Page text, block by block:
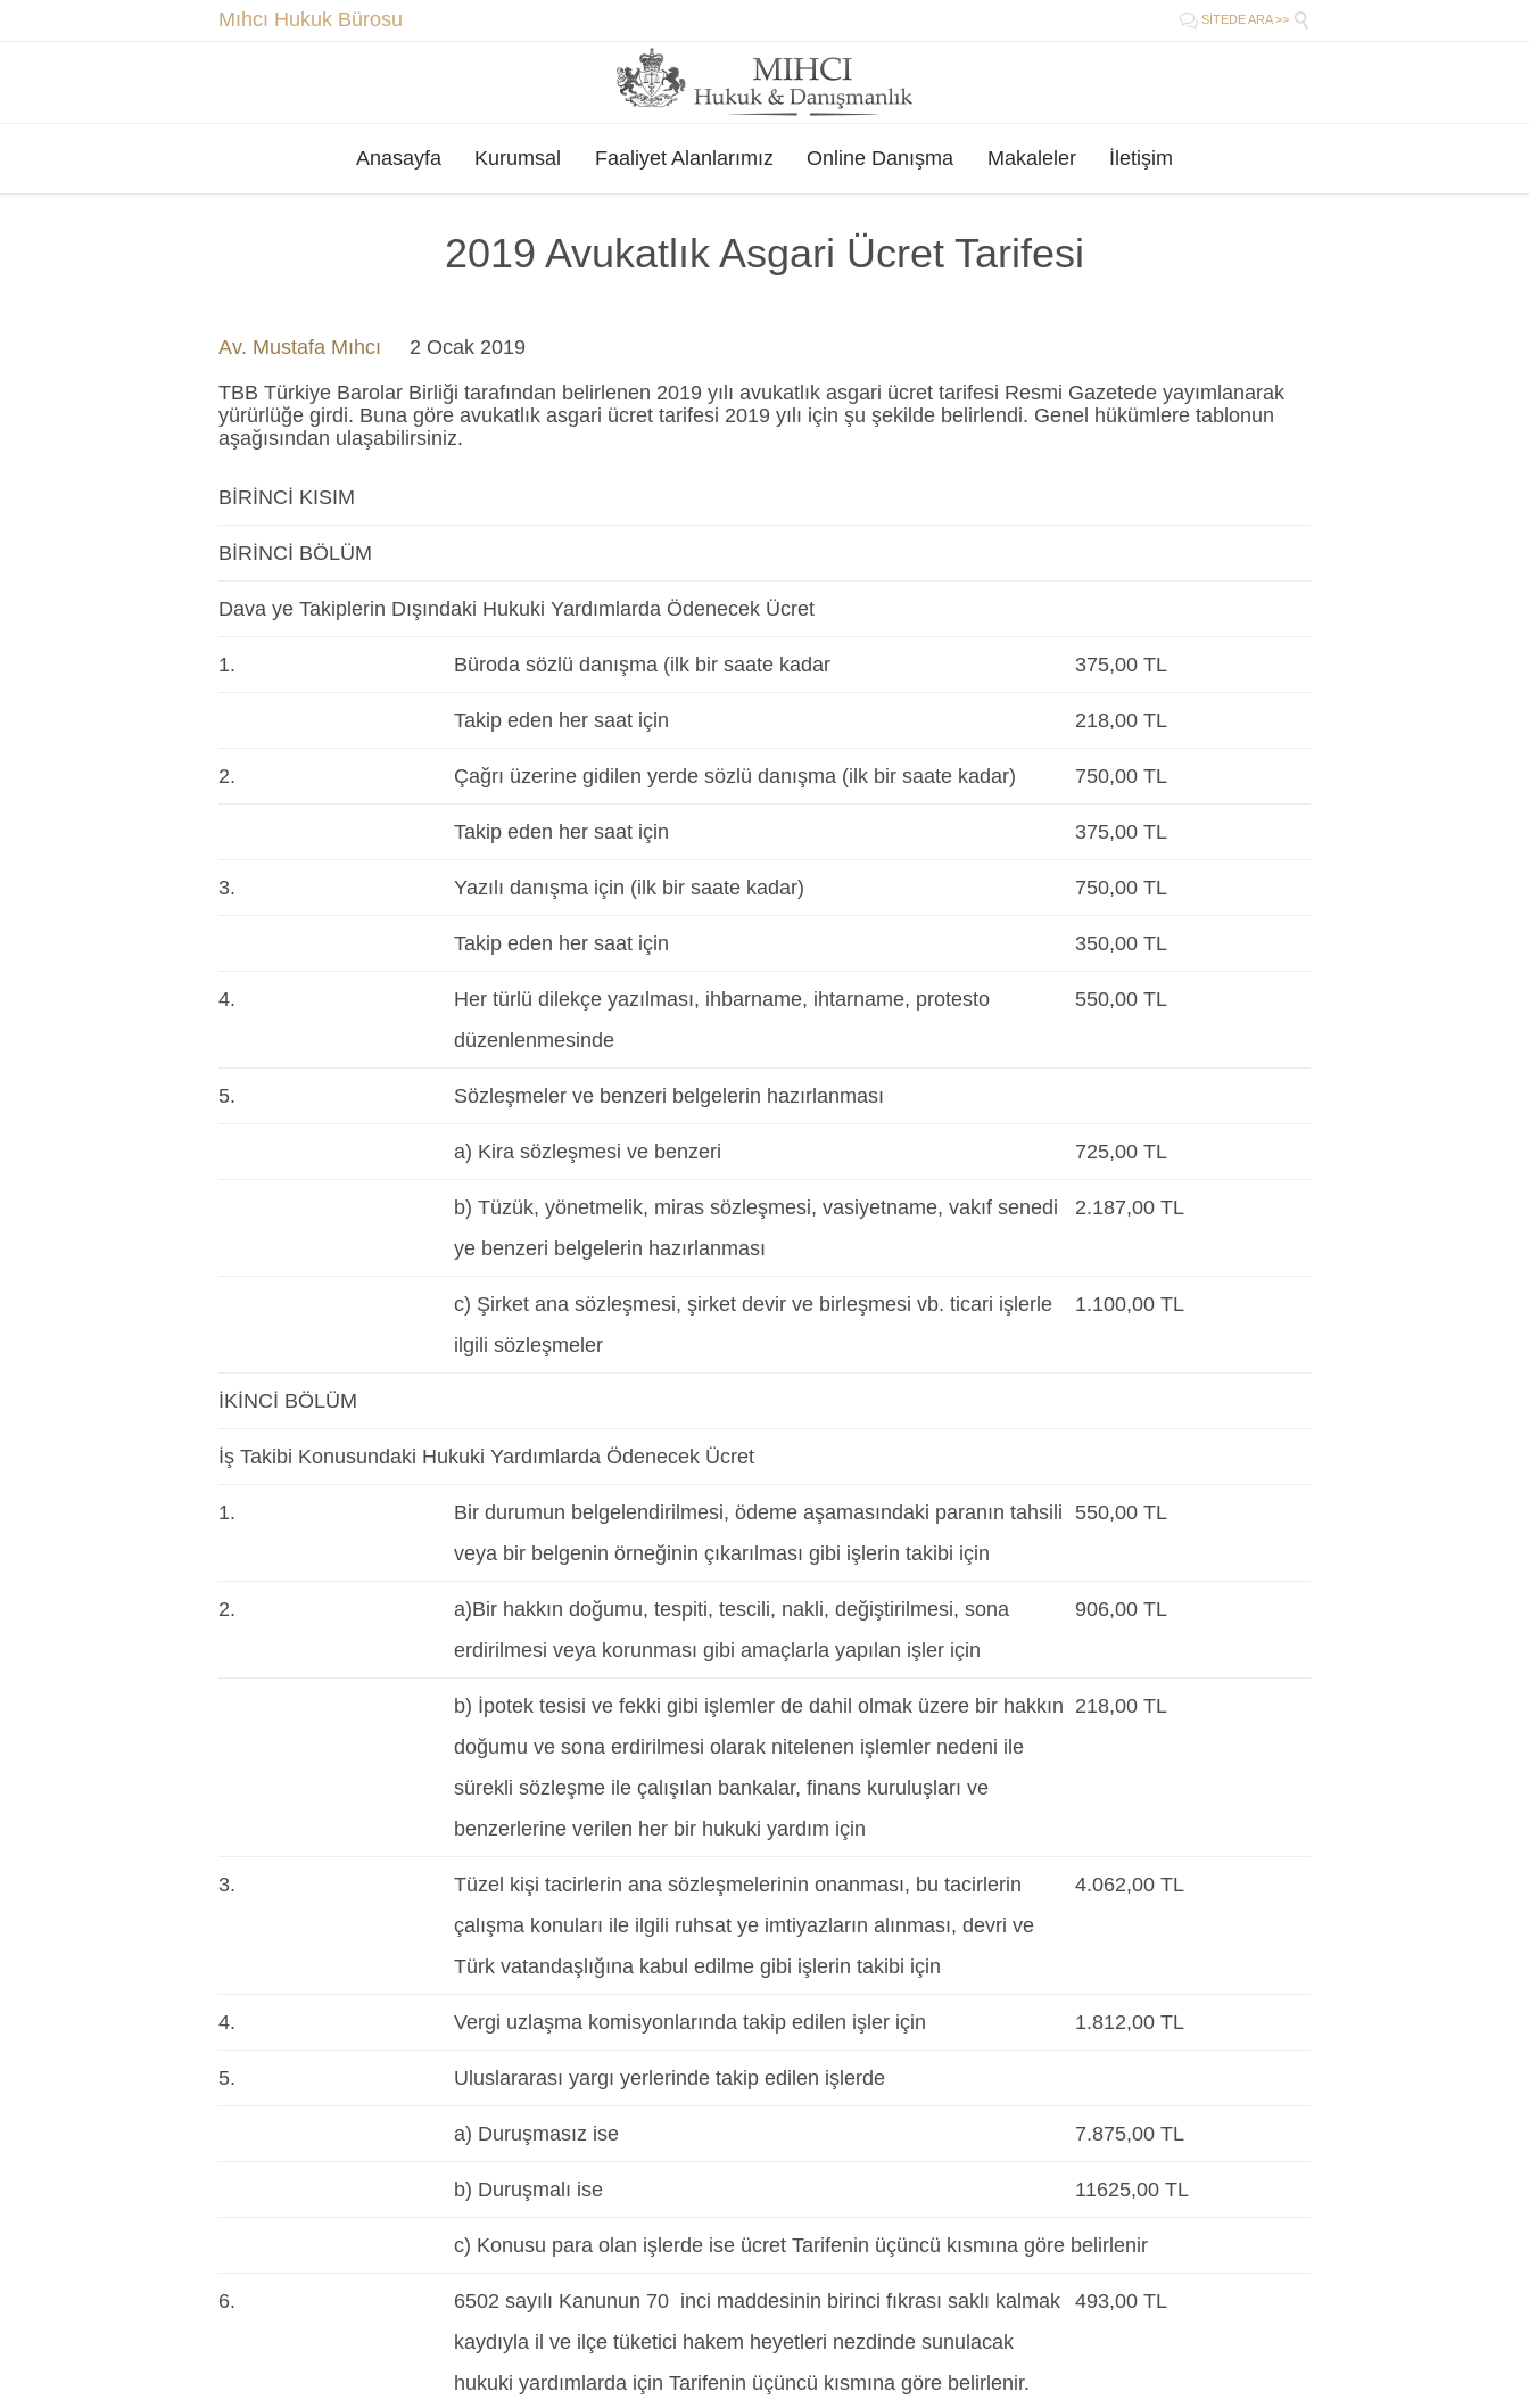
Mıhcı Hukuk Bürosu  SİTEDE ARA >> 
to
Anasayfa Kurumsal Faaliyet Alanlarımız Online Danışma Makaleler İletişim
2019 Avukatlık Asgari Ücret Tarifesi
Av. Mustafa Mıhcı
2 Ocak 2019
TBB Türkiye Barolar Birliği tarafından belirlenen 2019 yılı avukatlık asgari ücret tarifesi Resmi Gazetede yayımlanarak
yürürlüğe girdi. Buna göre avukatlık asgari ücret tarifesi 2019 yılı için şu şekilde belirlendi. Genel hükümlere tablonun
aşağısından ulaşabilirsiniz.
BİRİNCİ KISIM
BİRİNCİ BÖLÜM
Dava ye Takiplerin Dışındaki Hukuki Yardımlarda Ödenecek Ücret
1. Büroda sözlü danışma (ilk bir saate kadar 375,00 TL
Takip eden her saat için 218,00 TL
2. Çağrı üzerine gidilen yerde sözlü danışma (ilk bir saate kadar) 750,00 TL
Takip eden her saat için 375,00 TL
3. Yazılı danışma için (ilk bir saate kadar) 750,00 TL
Takip eden her saat için 350,00 TL
4.
Her türlü dilekçe yazılması, ihbarname, ihtarname, protesto
düzenlenmesinde
550,00 TL
5. Sözleşmeler ve benzeri belgelerin hazırlanması
a) Kira sözleşmesi ve benzeri 725,00 TL
b) Tüzük, yönetmelik, miras sözleşmesi, vasiyetname, vakıf senedi
ye benzeri belgelerin hazırlanması
2.187,00 TL
c) Şirket ana sözleşmesi, şirket devir ve birleşmesi vb. ticari işlerle
ilgili sözleşmeler
1.100,00 TL
İKİNCİ BÖLÜM
İş Takibi Konusundaki Hukuki Yardımlarda Ödenecek Ücret
1.
Bir durumun belgelendirilmesi, ödeme aşamasındaki paranın tahsili
veya bir belgenin örneğinin çıkarılması gibi işlerin takibi için
550,00 TL
2.
a)Bir hakkın doğumu, tespiti, tescili, nakli, değiştirilmesi, sona
erdirilmesi veya korunması gibi amaçlarla yapılan işler için
906,00 TL
b) İpotek tesisi ve fekki gibi işlemler de dahil olmak üzere bir hakkın
doğumu ve sona erdirilmesi olarak nitelenen işlemler nedeni ile
sürekli sözleşme ile çalışılan bankalar, finans kuruluşları ve
benzerlerine verilen her bir hukuki yardım için
218,00 TL
3.
Tüzel kişi tacirlerin ana sözleşmelerinin onanması, bu tacirlerin
çalışma konuları ile ilgili ruhsat ye imtiyazların alınması, devri ve
Türk vatandaşlığına kabul edilme gibi işlerin takibi için
4.062,00 TL
4. Vergi uzlaşma komisyonlarında takip edilen işler için 1.812,00 TL
5. Uluslararası yargı yerlerinde takip edilen işlerde
a) Duruşmasız ise 7.875,00 TL
b) Duruşmalı ise 11625,00 TL
c) Konusu para olan işlerde ise ücret Tarifenin üçüncü kısmına göre belirlenir
6.
6502 sayılı Kanunun 70 inci maddesinin birinci fıkrası saklı kalmak
kaydıyla il ve ilçe tüketici hakem heyetleri nezdinde sunulacak
hukuki yardımlarda için Tarifenin üçüncü kısmına göre belirlenir.
493,00 TL